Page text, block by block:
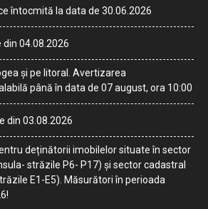
întocmită la data de 30.06.2026
04.08.2026
și pe litoral. Avertizarea
până în data de 07 august, ora 10:00
din 03.08.2026
deținătorii imobilelor situate în sector
străzile P6- P17) și sector cadastral
E1-E5). Măsurători în perioada